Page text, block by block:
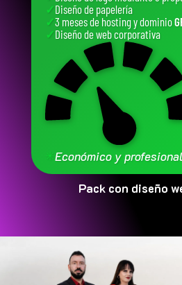
✓Diseño de papelería
✓3 meses de hosting y dominio
✓Diseño de web corporativa
✳Económico y profesional
Pack con diseño